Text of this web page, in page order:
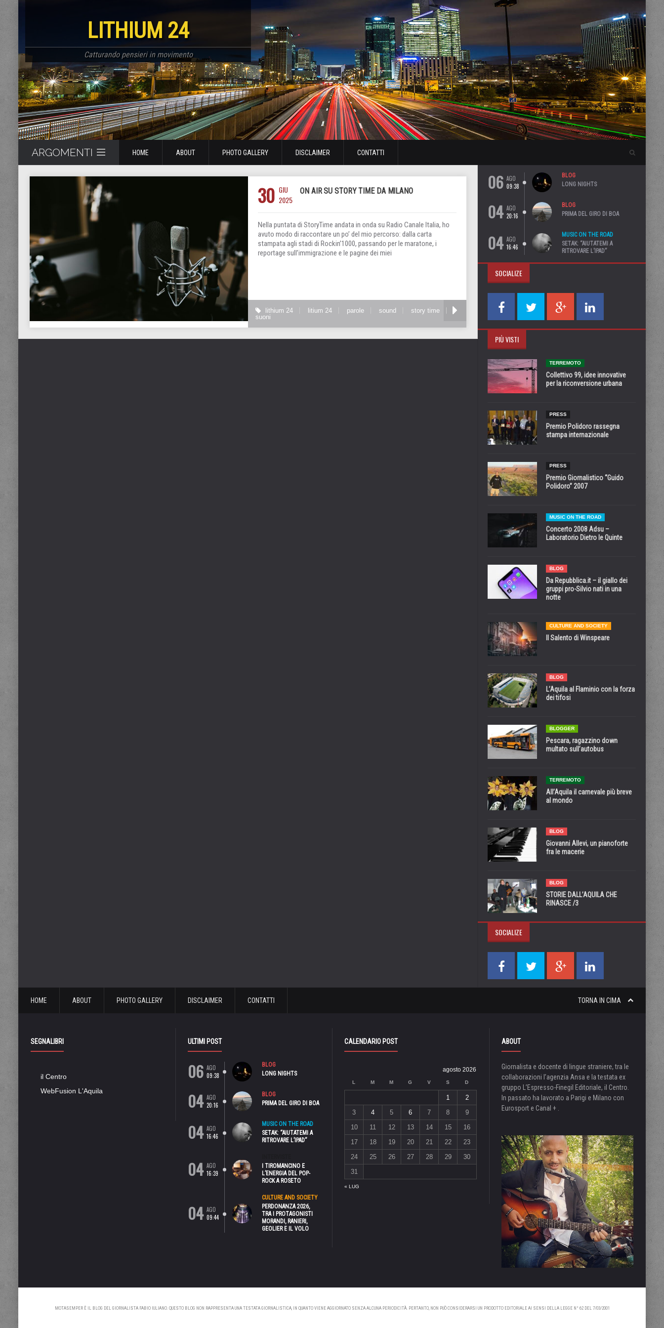
LITHIUM 24
Catturando pensieri in movimento
ARGOMENTI HOME ABOUT PHOTO GALLERY DISCLAIMER CONTATTI
30 GIU
2025
ON AIR SU STORY TIME DA MILANO
Nella puntata di StoryTime andata in onda su Radio Canale Italia, ho
avuto modo di raccontare un po’ del mio percorso: dalla carta
stampata agli stadi di Rockin’1000, passando per le maratone, i
reportage sull’immigrazione e le pagine dei miei
lithium 24 litium 24 parole sound
story time
suoni
06 AGO
09:38
BLOG
LONG NIGHTS
04 AGO
20:16
BLOG
PRIMA DEL GIRO DI BOA
04 AGO
16:46
MUSIC ON THE ROAD
SETAK: “AIUTATEMI A
RITROVARE L’IPAD”
SOCIALIZE
PIÙ VISTI
TERREMOTO
Collettivo 99, idee innovative
per la riconversione urbana
PRESS
Premio Polidoro rassegna
stampa internazionale
PRESS
Premio Giornalistico “Guido
Polidoro” 2007
MUSIC ON THE ROAD
Concerto 2008 Adsu –
Laboratorio Dietro le Quinte
BLOG
Da Repubblica.it – il giallo dei
gruppi pro-Silvio nati in una
notte
CULTURE AND SOCIETY
Il Salento di Winspeare
BLOG
L’Aquila al Flaminio con la forza
dei tifosi
BLOGGER
Pescara, ragazzino down
multato sull’autobus
TERREMOTO
All’Aquila il carnevale più breve
al mondo
BLOG
Giovanni Allevi, un pianoforte
fra le macerie
BLOG
STORIE DALL’AQUILA CHE
RINASCE /3
SOCIALIZE
TORNA IN CIMA
HOME ABOUT PHOTO GALLERY DISCLAIMER CONTATTI
SEGNALIBRI
il Centro
WebFusion L'Aquila
ULTIMI POST
06 AGO
09:38
BLOG
LONG NIGHTS
04 AGO
20:16
BLOG
PRIMA DEL GIRO DI BOA
04 AGO
16:46
MUSIC ON THE ROAD
SETAK: “AIUTATEMI A
RITROVARE L’IPAD”
04 AGO
16:39
I TIROMANCINO E
L’ENERGIA DEL POP-
ROCK A ROSETO
04 AGO
09:44
CULTURE AND SOCIETY
PERDONANZA 2026,
TRA I PROTAGONISTI
MORANDI, RANIERI,
GEOLIER E IL VOLO
CALENDARIO POST
agosto 2026
L M M G V S D
« LUG
1
2
3
4 5 6 7 8
9
10
11 12 13 14 15
16
17
18 19 20 21 22
23
24
25 26 27 28 29
30
31
ABOUT
Giornalista e docente di lingue straniere, tra le
collaborazioni l’agenzia Ansa e la testata ex
gruppo L’Espresso-Finegil Editoriale, il Centro.
In passato ha lavorato a Parigi e Milano con
Eurosport e Canal + .
MOTASEMPER È IL BLOG DEL GIORNALISTA FABIO IULIANO. QUESTO BLOG NON RAPPRESENTA UNA TESTATA GIORNALISTICA, IN QUANTO VIENE AGGIORNATO SENZA ALCUNA PERIODICITÀ. PERTANTO, NON PUÒ CONSIDERARSI UN PRODOTTO EDITORIALE AI SENSI DELLA LEGGE N° 62 DEL 7/03/2001